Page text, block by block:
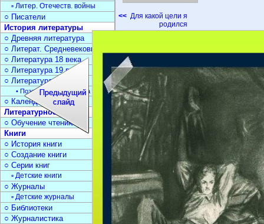
<< Для какой цели я
родился
▫ Литер. Отечеств. войны
○ Писатели
История литературы
○ Древняя литература
○ Литерат. Средневековья
○ Литература 18 века
○ Литература 19 века
○ Литература 20 века
• Поэзия Серебрян. века
○ Календарь дат
Литературное чтение
○ Обучение чтению
Книги
○ История книги
○ Создание книги
○ Серии книг
▫ Детские книги
○ Журналы
▫ Детские журналы
○ Библиотеки
○ Журналистика